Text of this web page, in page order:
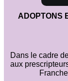
ADOPTONS
Dans le cadre
aux